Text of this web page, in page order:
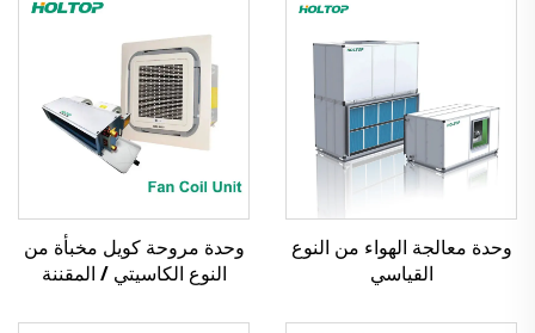
وحدة معالجة الهواء من النوع
القياسي
وحدة مروحة كويل مخبأة من
النوع الكاسيتي / المقننة